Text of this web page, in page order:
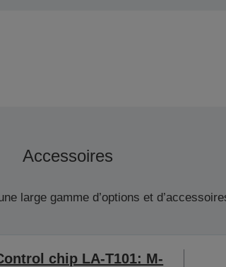
Accessoires
large gamme d’options et
chip LA-T101: M-